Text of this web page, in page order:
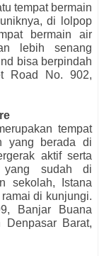
tempat bermain
di lolpop
bermain air
lebih senang
bisa berpindah
Road No. 902,
tempat
yang berada di
aktif serta
yang sudah di
sekolah, Istana
di kunjungi.
Banjar Buana
Denpasar Barat,